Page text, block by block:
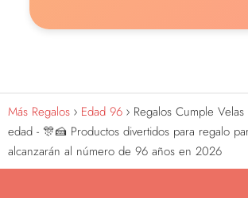
Más Regalos Edad 96
Regalos Cumple
edad - 🎊🍰 Productos divertidos para regalo
alcanzarán al número de 96 años en 2026